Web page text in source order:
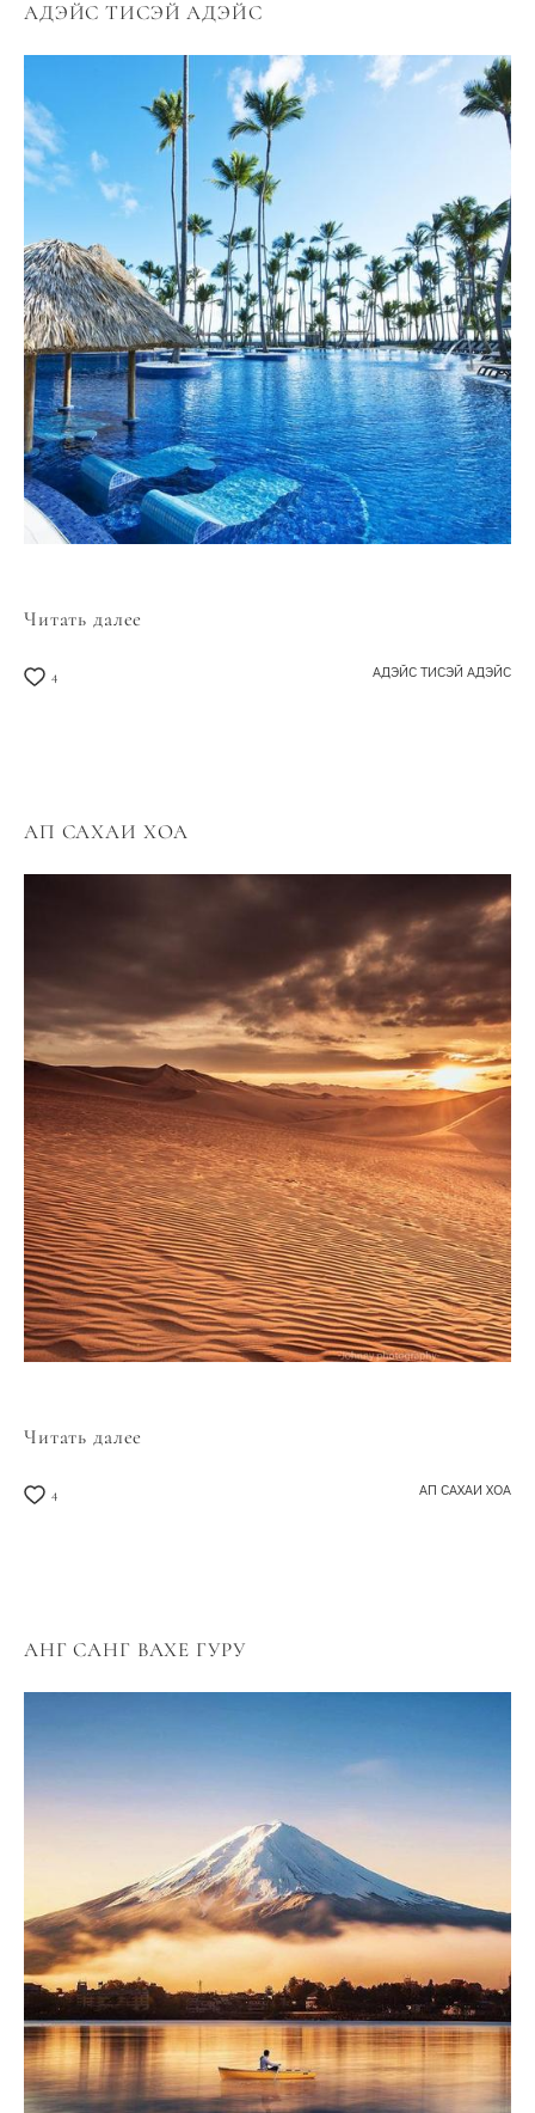
Читать далее
4 АДЭЙС ТИСЭЙ АДЭЙС
АДЭЙС ТИСЭЙ АДЭЙС
Читать далее
4 АП САХАИ ХОА
АП САХАИ ХОА
АНГ САНГ ВАХЕ ГУРУ